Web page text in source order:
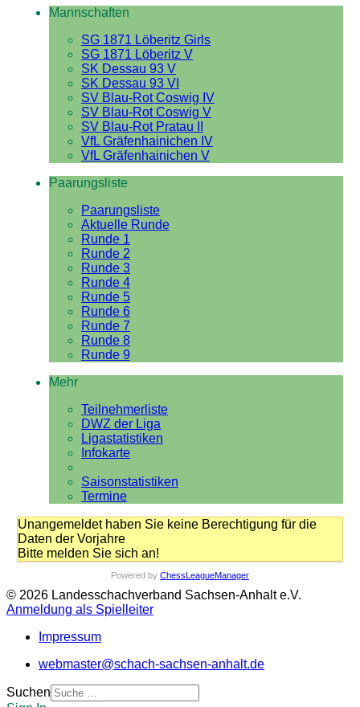
Mannschaften
SG 1871 Löberitz Girls
SG 1871 Löberitz V
SK Dessau 93 V
SK Dessau 93 VI
SV Blau-Rot Coswig IV
SV Blau-Rot Coswig V
SV Blau-Rot Pratau II
VfL Gräfenhainichen IV
VfL Gräfenhainichen V
Paarungsliste
Paarungsliste
Aktuelle Runde
Runde 1
Runde 2
Runde 3
Runde 4
Runde 5
Runde 6
Runde 7
Runde 8
Runde 9
Mehr
Teilnehmerliste
DWZ der Liga
Ligastatistiken
Infokarte
Saisonstatistiken
Termine
Unangemeldet haben Sie keine Berechtigung für die
Daten der Vorjahre
Bitte melden Sie sich an!
Powered by ChessLeagueManager
© 2026 Landesschachverband Sachsen-Anhalt e.V.
Anmeldung als Spielleiter
Impressum
webmaster@schach-sachsen-anhalt.de
Suchen